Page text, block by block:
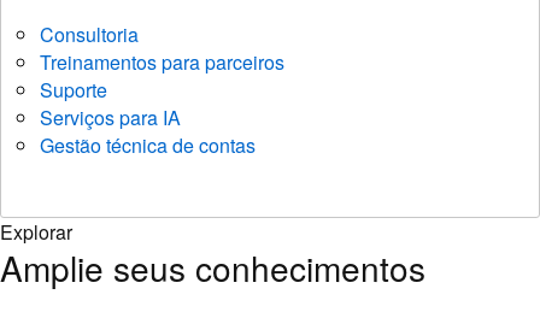
Consultoria
Treinamentos para parceiros
Suporte
Serviços para IA
Gestão técnica de contas
Explorar
Amplie seus conhecimentos